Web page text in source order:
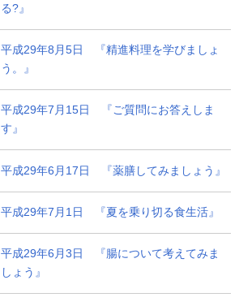
る?』
平成29年8月5日 『精進料理を学びましょ
う。』
平成29年7月15日 『ご質問にお答えしま
す』
平成29年6月17日 『薬膳してみましょう』
平成29年7月1日 『夏を乗り切る食生活』
平成29年6月3日 『腸について考えてみま
しょう』